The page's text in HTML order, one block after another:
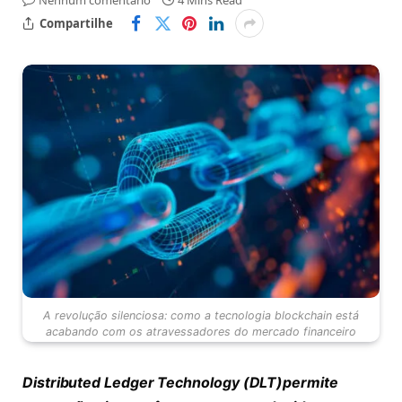
Compartilhe
A revolução silenciosa: como a tecnologia blockchain está
acabando com os atravessadores do mercado financeiro
Distributed Ledger Technology (DLT)permite